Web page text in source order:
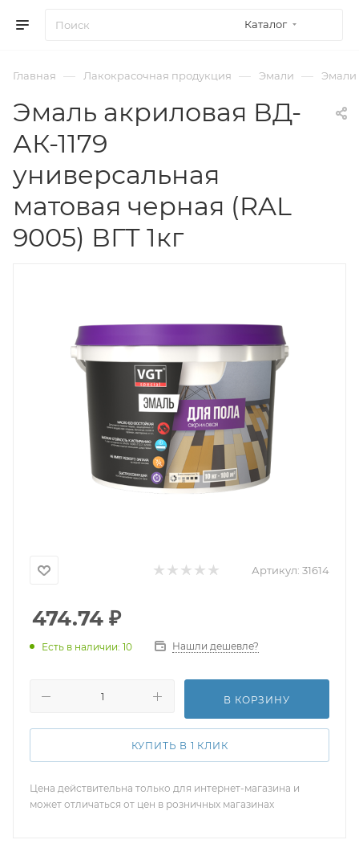
Каталог
Главная — Лакокрасочная продукция — Эмали — Эмали
Эмаль акриловая ВД-
АК-1179
универсальная
матовая черная (RAL
9005) ВГТ 1кг
Артикул: 31614
474.74 ₽
Есть в наличии: 10 Нашли дешевле?
В КОРЗИНУ
КУПИТЬ В 1 КЛИК
Цена действительна только для интернет-магазина и
может отличаться от цен в розничных магазинах